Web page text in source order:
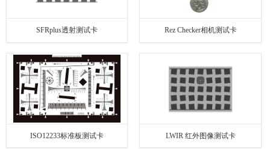
SFRplus透射测试卡 Rez Checker相机测试卡
ISO12233标准板测试卡 LWIR 红外图像测试卡